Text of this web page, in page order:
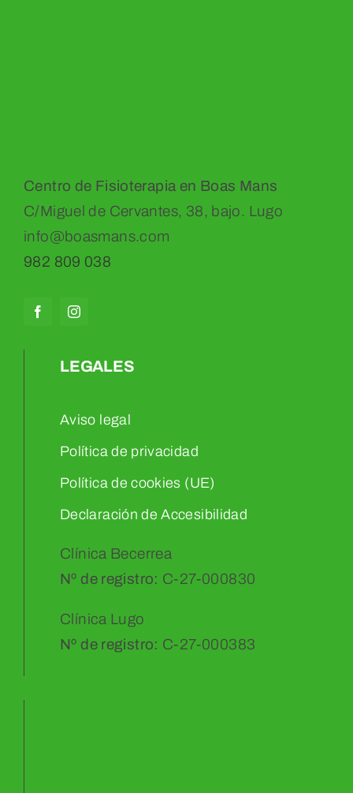
Centro de Fisioterapia en Boas Mans
C/Miguel de Cervantes, 38, bajo. Lugo
info@boasmans.com
982 809 038
LEGALES
Aviso legal
Política de privacidad
Política de cookies (UE)
Declaración de Accesibilidad
Clínica Becerrea
Nº de registro: C-27-000830
Clínica Lugo
Nº de registro: C-27-000383